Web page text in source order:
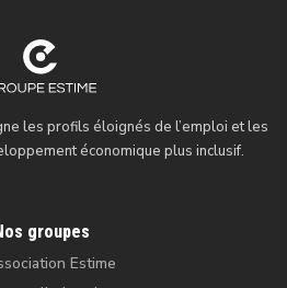
les profils éloignés de l’emploi et les
économique plus inclusif.
groupes
Estime